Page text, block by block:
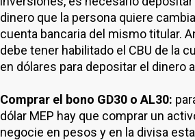
dinero que la persona quiere
cuenta bancaria del mismo titular.
debe tener habilitado el CBU de la
en dólares para depositar el dinero
Comprar el bono GD30 o AL30:
dólar MEP hay que comprar un
negocie en pesos y en la divisa